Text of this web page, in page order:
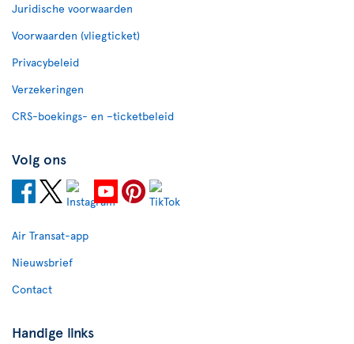
Juridische voorwaarden
Voorwaarden (vliegticket)
Privacybeleid
Verzekeringen
CRS-boekings- en –ticketbeleid
Volg ons
Air Transat-app
Nieuwsbrief
Contact
Handige links